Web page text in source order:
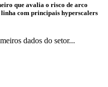
que avalia o risco de arco
com principais hyperscalers
dados do setor...